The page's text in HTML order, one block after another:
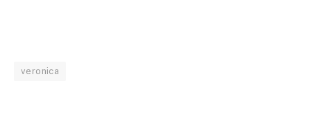
veronica